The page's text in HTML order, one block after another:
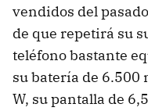
vendidos del
de que repetirá su
teléfono bastante
su batería de 6.500
W, su pantalla de